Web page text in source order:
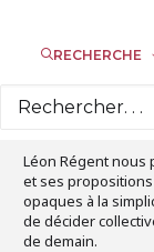
RECHERCHE
Léon Régent nous
et ses
opaques à la
de décider
de demain.